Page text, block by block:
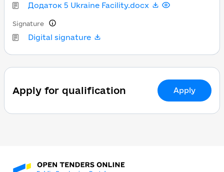
Додаток 5 Ukraine Facility.docx
Digital signature
Signature
Apply for qualification Apply